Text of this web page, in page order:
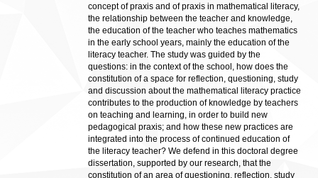
concept of praxis and of praxis in mathematical literacy,
the relationship between the teacher and knowledge,
the education of the teacher who teaches mathematics
in the early school years, mainly the education of the
literacy teacher. The study was guided by the
questions: in the context of the school, how does the
constitution of a space for reflection, questioning, study
and discussion about the mathematical literacy practice
contributes to the production of knowledge by teachers
on teaching and learning, in order to build new
pedagogical praxis; and how these new practices are
integrated into the process of continued education of
the literacy teacher? We defend in this doctoral degree
dissertation, supported by our research, that the
constitution of an area of questioning, reflection, study